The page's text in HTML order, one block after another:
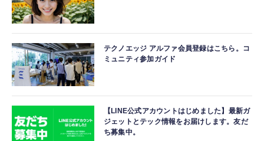
テクノエッジ アルファ会員登録はこちら。コ
ミュニティ参加ガイド
【LINE公式アカウントはじめました】最新ガ
ジェットとテック情報をお届けします。友だ
ち募集中。